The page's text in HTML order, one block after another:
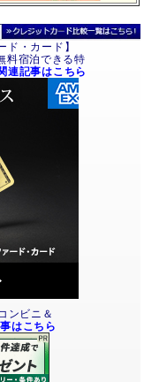
ド・カード】
料宿泊できる特
連記事はこちら
ンビニ＆
はこちら